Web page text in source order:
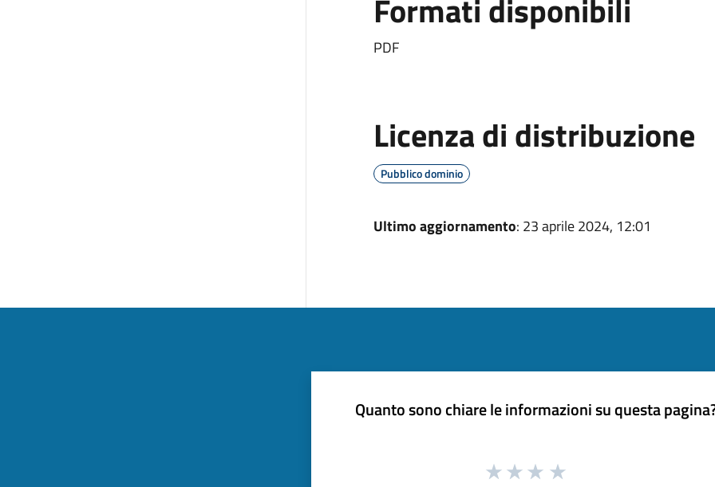
Formati disponibili
PDF
Licenza di distribuzione
Pubblico dominio
Ultimo aggiornamento: 23 aprile 2024, 12:01
Quanto sono chiare le informazioni su questa